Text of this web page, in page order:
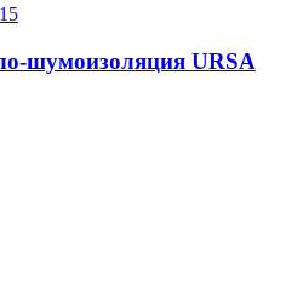
шумоизоляция URSA